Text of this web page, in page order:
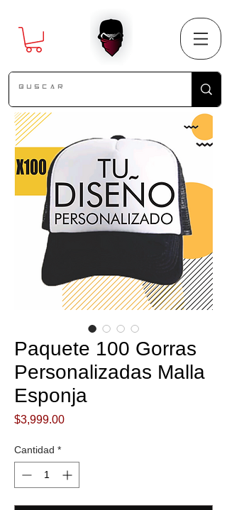
Paquete 100 Gorras
Personalizadas Malla
Esponja
$3,999.00Precio
Cantidad *